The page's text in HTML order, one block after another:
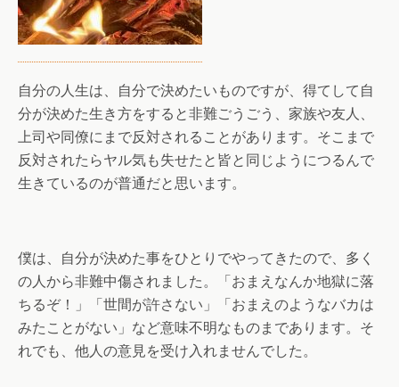
自分の人生は、自分で決めたいものですが、得てして自
分が決めた生き方をすると非難ごうごう、家族や友人、
上司や同僚にまで反対されることがあります。そこまで
反対されたらヤル気も失せたと皆と同じようにつるんで
生きているのが普通だと思います。
僕は、自分が決めた事をひとりでやってきたので、多く
の人から非難中傷されました。「おまえなんか地獄に落
ちるぞ！」「世間が許さない」「おまえのようなバカは
みたことがない」など意味不明なものまであります。そ
れでも、他人の意見を受け入れませんでした。